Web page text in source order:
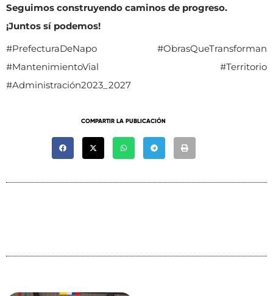
Seguimos construyendo caminos de progreso.
¡Juntos sí podemos!
#PrefecturaDeNapo #ObrasQueTransforman
#MantenimientoVial #Territorio
#Administración2023_2027
COMPARTIR LA PUBLICACIÓN